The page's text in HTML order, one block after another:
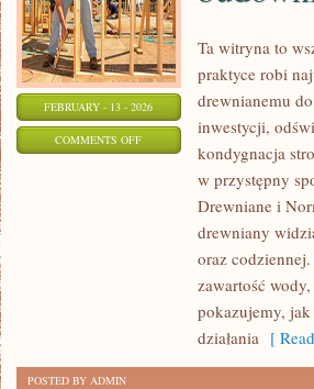
FEBRUARY - 13 - 2026
COMMENTS OFFON
BUDOWNICTWIE
Ta witryna to
praktyce robi
drewnianemu
inwestycji,
kondygnacja
w przystępny
Drewniane i
drewniany
oraz
zawartość
pokazujemy,
działania [
POSTED BY ADMIN